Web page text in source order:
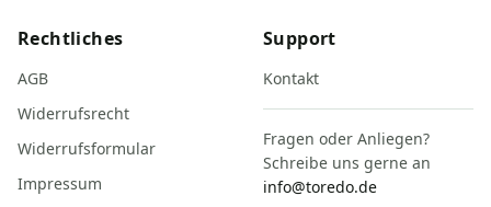
Rechtliches
AGB
Widerrufsrecht
Widerrufsformular
Impressum
Support
Kontakt
Fragen oder Anliegen?
Schreibe uns gerne an
info@toredo.de